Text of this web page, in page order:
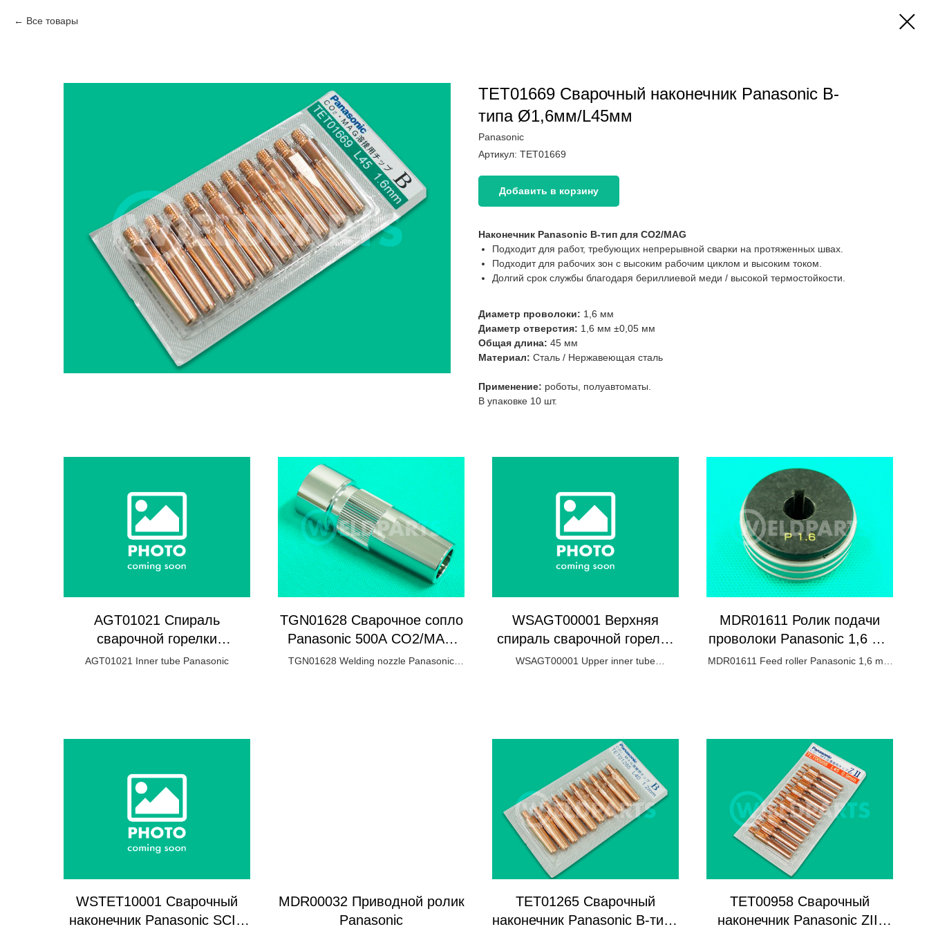
Все товары
TET01669 Cварочный наконечник Panasonic B-
типа Ø1,6мм/L45мм
Panasonic
Артикул: TET01669
Добавить в корзину
Наконечник Panasonic B-тип для CO2/MAG
Подходит для работ, требующих непрерывной сварки на протяженных швах.
Подходит для рабочих зон с высоким рабочим циклом и высоким током.
Долгий срок службы благодаря бериллиевой меди / высокой термостойкости.
Диаметр проволоки: 1,6 мм
Диаметр отверстия: 1,6 мм ±0,05 мм
Общая длина: 45 мм
Материал: Сталь / Нержавеющая сталь
Применение: роботы, полуавтоматы.
В упаковке 10 шт.
AGT01021 Спираль
сварочной горелки
Panasonic
AGT01021 Inner tube Panasonic
TGN01628 Сварочное сопло
Panasonic 500А CO2/MAG
коническое
TGN01628 Welding nozzle Panasonic
WSAGT00001 Верхняя
спираль сварочной горелки
Panasonic
WSAGT00001 Upper inner tube
MDR01611 Ролик подачи
проволоки Panasonic 1,6 мм
- 1,6 мм
MDR01611 Feed roller Panasonic 1,6 mm
WSTET10001 Сварочный
наконечник Panasonic SCII-
MDR00032 Приводной ролик
Panasonic
TET01265 Cварочный
наконечник Panasonic B-типа
TET00958 Сварочный
наконечник Panasonic ZII-